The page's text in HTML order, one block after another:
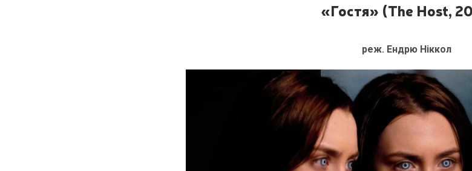
«Гостя» (The Host,
реж. Ендрю Ніккол